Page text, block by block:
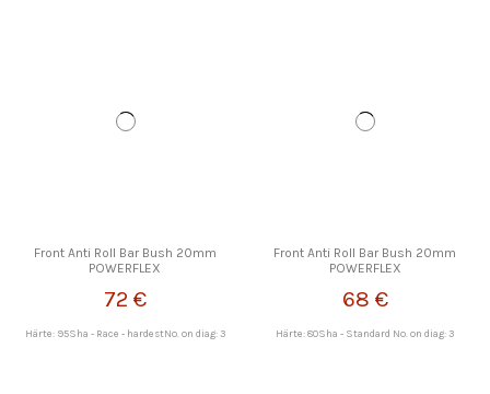
Front Anti Roll Bar Bush 20mm
POWERFLEX
72 €
Härte: 95Sha - Race - hardestNo. on diag: 3
Front Anti Roll Bar Bush 20mm
POWERFLEX
68 €
Härte: 80Sha - Standard No. on diag: 3